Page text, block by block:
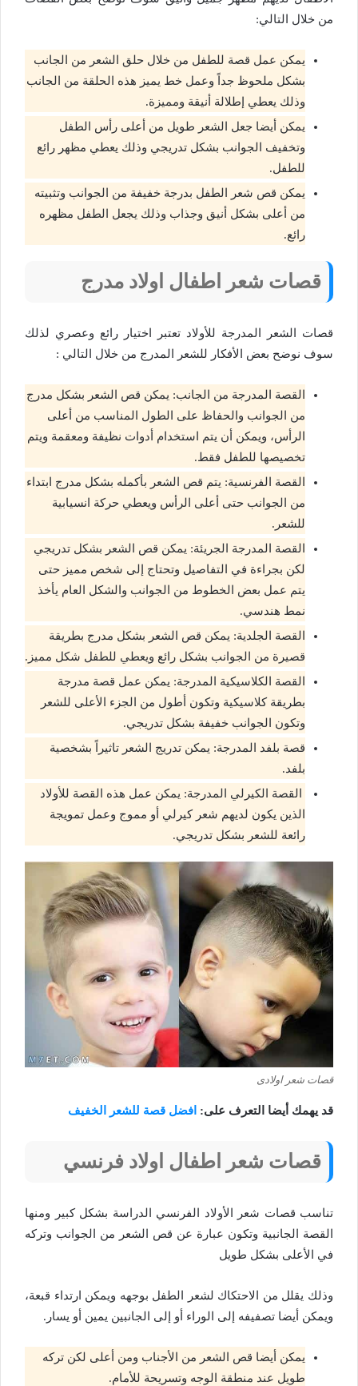
من خلال التالي:
يمكن عمل قصة للطفل من خلال حلق الشعر من الجانب
بشكل ملحوظ جداً وعمل خط يميز هذه الحلقة من الجانب
وذلك يعطي إطلالة أنيقة ومميزة.
يمكن أيضا جعل الشعر طويل من أعلى رأس الطفل
وتخفيف الجوانب بشكل تدريجي وذلك يعطي مظهر رائع
للطفل.
يمكن قص شعر الطفل بدرجة خفيفة من الجوانب وتثبيته
من أعلى بشكل أنيق وجذاب وذلك يجعل الطفل مظهره
رائع.
قصات شعر اطفال اولاد مدرج
قصات الشعر المدرجة للأولاد تعتبر اختيار رائع وعصري لذلك
سوف نوضح بعض الأفكار للشعر المدرج من خلال التالي :
القصة المدرجة من الجانب: يمكن قص الشعر بشكل مدرج
من الجوانب والحفاظ على الطول المناسب من أعلى
الرأس، ويمكن أن يتم استخدام أدوات نظيفة ومعقمة ويتم
تخصيصها للطفل فقط.
القصة الفرنسية: يتم قص الشعر بأكمله بشكل مدرج ابتداء
من الجوانب حتى أعلى الرأس ويعطي حركة انسيابية
للشعر.
القصة المدرجة الجريئة: يمكن قص الشعر بشكل تدريجي
لكن بجراءة في التفاصيل وتحتاج إلى شخص مميز حتى
يتم عمل بعض الخطوط من الجوانب والشكل العام يأخذ
نمط هندسي.
القصة الجلدية: يمكن قص الشعر بشكل مدرج بطريقة
قصيرة من الجوانب بشكل رائع ويعطي للطفل شكل مميز.
القصة الكلاسيكية المدرجة: يمكن عمل قصة مدرجة
بطريقة كلاسيكية وتكون أطول من الجزء الأعلى للشعر
وتكون الجوانب خفيفة بشكل تدريجي.
قصة بلفد المدرجة: يمكن تدريج الشعر تاثيراً بشخصية
بلفد.
القصة الكيرلي المدرجة: يمكن عمل هذه القصة للأولاد
الذين يكون لديهم شعر كيرلي أو مموج وعمل تمويجة
رائعة للشعر بشكل تدريجي.
قصات شعر اولادى
قد يهمك أيضا التعرف على: افضل قصة للشعر الخفيف
قصات شعر اطفال اولاد فرنسي
تناسب قصات شعر الأولاد الفرنسي الدراسة بشكل كبير ومنها
القصة الجانبية وتكون عبارة عن قص الشعر من الجوانب وتركه
في الأعلى بشكل طويل
وذلك يقلل من الاحتكاك لشعر الطفل بوجهه ويمكن ارتداء قبعة،
ويمكن أيضا تصفيفه إلى الوراء أو إلى الجانبين يمين أو يسار.
يمكن أيضا قص الشعر من الأجناب ومن أعلى لكن تركه
طويل عند منطقة الوجه وتسريحة للأمام.